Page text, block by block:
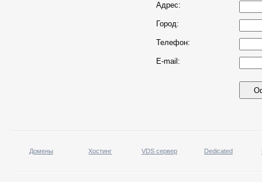
Адрес:
Город:
Телефон:
E-mail:
Домены Хостинг VDS сервер Dedicated